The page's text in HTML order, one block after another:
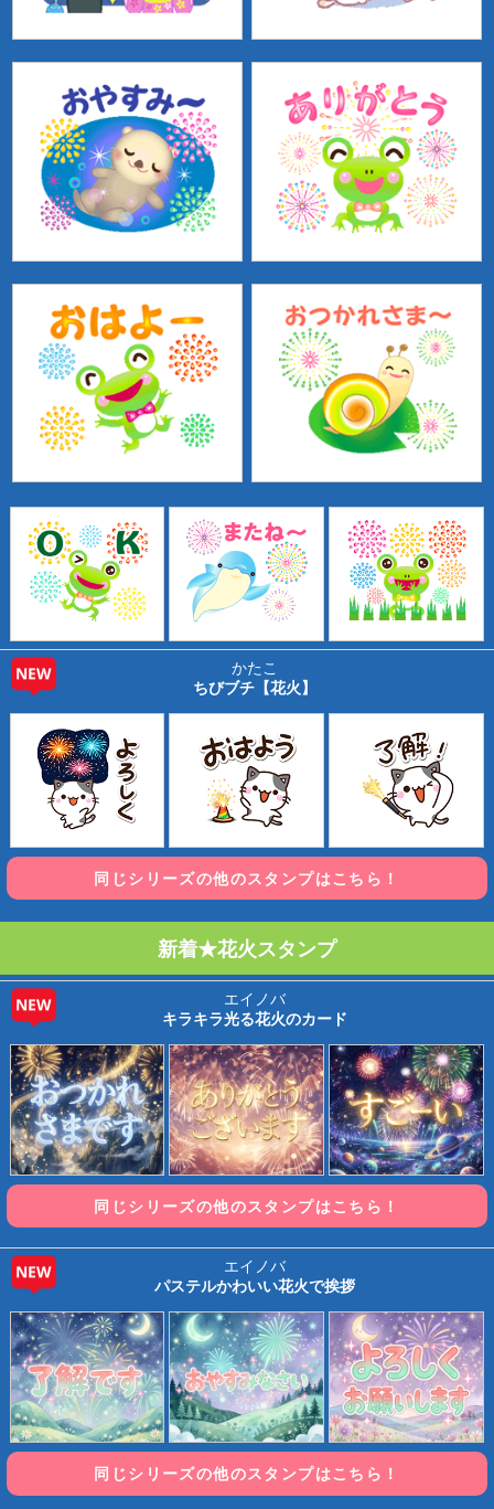
NEW
かたこ
ちびブチ【花火】
同じシリーズの他のスタンプはこちら！
新着★花火スタンプ
NEW
エイノバ
キラキラ光る花火のカード
同じシリーズの他のスタンプはこちら！
NEW
エイノバ
パステルかわいい花火で挨拶
同じシリーズの他のスタンプはこちら！